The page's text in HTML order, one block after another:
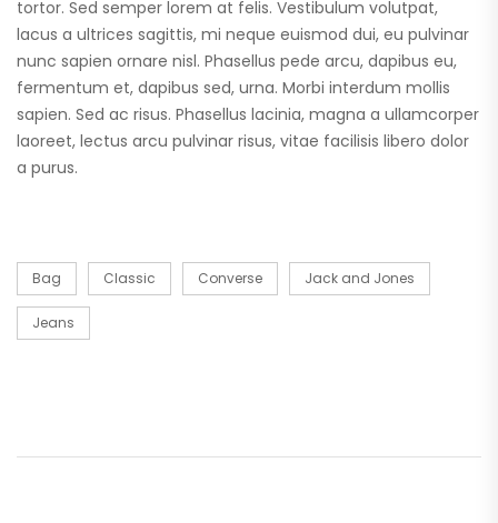
tortor. Sed semper lorem at felis. Vestibulum volutpat,
lacus a ultrices sagittis, mi neque euismod dui, eu pulvinar
nunc sapien ornare nisl. Phasellus pede arcu, dapibus eu,
fermentum et, dapibus sed, urna. Morbi interdum mollis
sapien. Sed ac risus. Phasellus lacinia, magna a ullamcorper
laoreet, lectus arcu pulvinar risus, vitae facilisis libero dolor
a purus.
Bag Classic Converse Jack and Jones
Jeans